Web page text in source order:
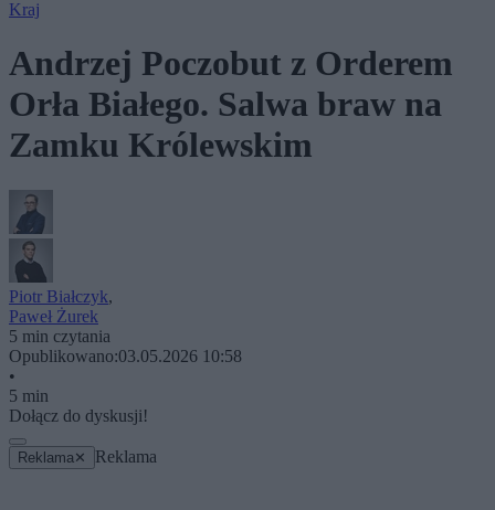
Kraj
Andrzej Poczobut z Orderem
Orła Białego. Salwa braw na
Zamku Królewskim
Piotr Białczyk,
Paweł Żurek
5 min czytania
Opublikowano:03.05.2026 10:58
•
5 min
Dołącz do dyskusji!
Reklama ✕ Reklama